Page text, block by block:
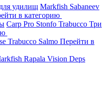
удилищ Markfish Sabaneev
в категорию
Carp Pro Stonfo Trabucco Три
Trabucco Salmo Перейти в
Rapala Vision Deps